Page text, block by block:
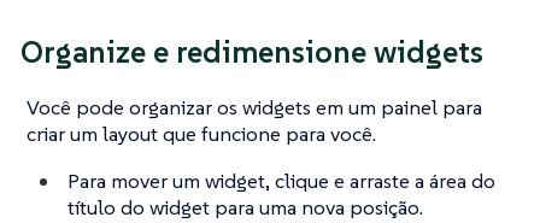
Organize e redimensione widgets
Você pode organizar os widgets em um painel para
criar um layout que funcione para você.
Para mover um widget, clique e arraste a área do
título do widget para uma nova posição.